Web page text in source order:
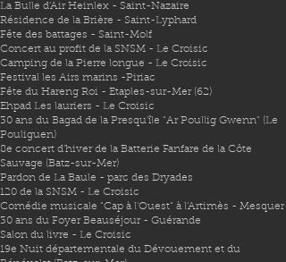
La Bulle d'Air Heinlex - Saint-Nazaire
Résidence de la Brière - Saint-Lyphard
Fête des battages - Saint-Molf
Concert au profit de la SNSM - Le Croisic
Camping de la Pierre longue - Le Croisic
Festival les Airs marins -Piriac​
Fête du Hareng Roi - Etaples-sur-Mer (62)
Ehpad Les lauriers - Le Croisic
30 ans du Bagad de la Presqu'île "Ar Poullig Gwenn" (Le
Pouliguen)
8e concert d'hiver de la Batterie Fanfare de la Côte
Sauvage (Batz-sur-Mer)
Pardon de La Baule - parc des Dryades
120 de la SNSM - Le Croisic
Comédie musicale "Cap à l'Ouest" à l'Artimès - Mesquer
30 ans du Foyer Beauséjour - Guérande
Salon du livre - Le Croisic
19e Nuit départementale du Dévouement et du